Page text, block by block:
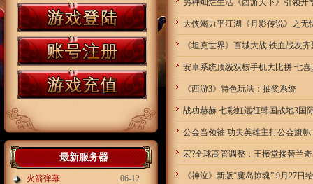
最新服务器
06-12
火箭弹幕
另种灿烂生活《西游天下》引领开
大侠竭力平江湖《月影传说》之无
《坦克世界》百城大战 铁血战友
安卓系统顶级双核手机大比拼 七喜
《西游3》特色玩法：抽奖系统
战功赫赫 七彩虹远征韩国战地3国
公会当领袖 功夫英雄主打公会旗帜
宏?全球高管调整：王振堂接替兰奇
《神泣》新版“魔岛惊魂” 9月27日